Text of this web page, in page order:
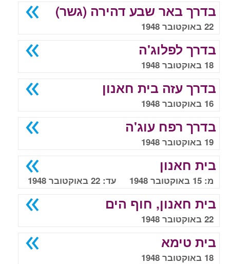
בדרך באר שבע דהירה (גשר)
22 באוקטובר 1948
בדרך לפלוג'ה
18 באוקטובר 1948
בדרך עזה בית חאנון
16 באוקטובר 1948
בדרך רפח עוג'ה
19 באוקטובר 1948
בית חאנון
מ: 15 באוקטובר 1948 עד: 22 באוקטובר 1948
בית חאנון, חוף הים
22 באוקטובר 1948
בית טימא
18 באוקטובר 1948